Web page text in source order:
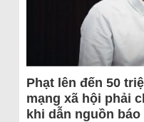
Phạt lên đến 50
mạng xã hội phải
khi dẫn nguồn báo